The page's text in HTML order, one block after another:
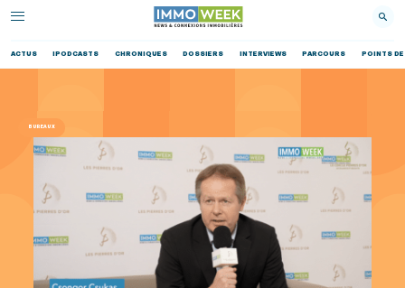
ACTUS IPODCASTS CHRONIQUES DOSSIERS INTERVIEWS PARCOURS POINTS DE
BUREAUX